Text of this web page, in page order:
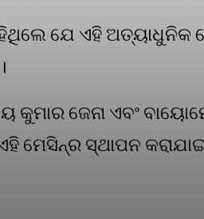
ଯେ ଏହି
ଜେନା ଏବଂ
ସ୍ଥାପନ